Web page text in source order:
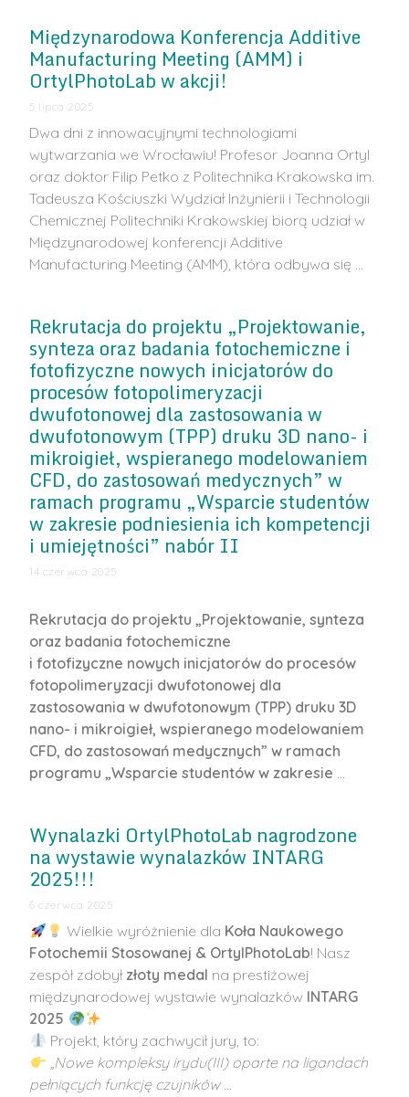
Międzynarodowa Konferencja Additive
Manufacturing Meeting (AMM) i
OrtylPhotoLab w akcji!
5 lipca 2025
Dwa dni z innowacyjnymi technologiami
wytwarzania we Wrocławiu! Profesor Joanna Ortyl
oraz doktor Filip Petko z Politechnika Krakowska im.
Tadeusza Kościuszki Wydział Inżynierii i Technologii
Chemicznej Politechniki Krakowskiej biorą udział w
Międzynarodowej konferencji Additive
Manufacturing Meeting (AMM), która odbywa się …
Rekrutacja do projektu „Projektowanie,
synteza oraz badania fotochemiczne i
fotofizyczne nowych inicjatorów do
procesów fotopolimeryzacji
dwufotonowej dla zastosowania w
dwufotonowym (TPP) druku 3D nano- i
mikroigieł, wspieranego modelowaniem
CFD, do zastosowań medycznych” w
ramach programu „Wsparcie studentów
w zakresie podniesienia ich kompetencji
i umiejętności” nabór II
14 czerwca 2025
Rekrutacja do projektu „Projektowanie, synteza
oraz badania fotochemiczne
i fotofizyczne nowych inicjatorów do procesów
fotopolimeryzacji dwufotonowej dla
zastosowania w dwufotonowym (TPP) druku 3D
nano- i mikroigieł, wspieranego modelowaniem
CFD, do zastosowań medycznych” w ramach
programu „Wsparcie studentów w zakresie …
Wynalazki OrtylPhotoLab nagrodzone
na wystawie wynalazków INTARG
2025!!!
6 czerwca 2025
Wielkie wyróżnienie dla Koła Naukowego
Fotochemii Stosowanej & OrtylPhotoLab! Nasz
zespół zdobył złoty medal na prestiżowej
międzynarodowej wystawie wynalazków INTARG
2025
Projekt, który zachwycił jury, to:
„Nowe kompleksy irydu(III) oparte na ligandach
pełniących funkcję czujników …